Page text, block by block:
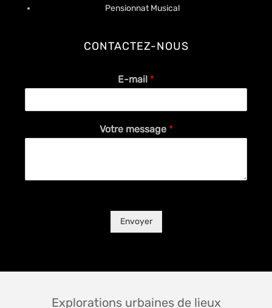
Pensionnat Musical
CONTACTEZ-NOUS
E-mail *
Votre message *
Envoyer
Explorations urbaines de lieux